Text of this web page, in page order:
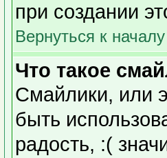
при создании
Вернуться к началу
Что такое
Смайлики, или
быть
радость, :(